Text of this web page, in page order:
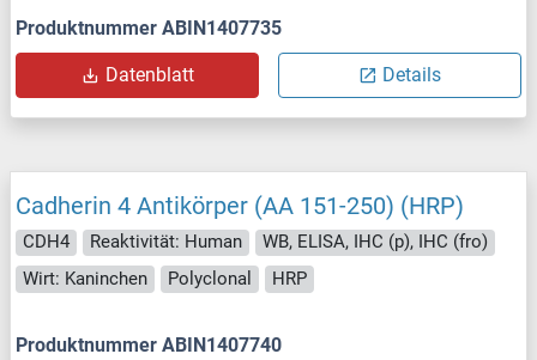
Produktnummer ABIN1407735
Datenblatt Details
Cadherin 4 Antikörper (AA 151-250) (HRP)
CDH4 Reaktivität: Human
WB, ELISA, IHC (p), IHC (fro)
Wirt: Kaninchen
Polyclonal HRP
Produktnummer ABIN1407740